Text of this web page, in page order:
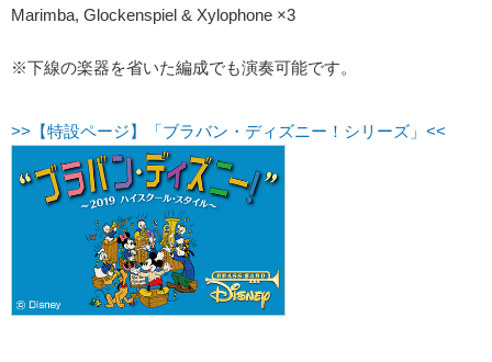
Marimba, Glockenspiel & Xylophone ×3
※下線の楽器を省いた編成でも演奏可能です。
>>【特設ページ】「ブラバン・ディズニー！シリーズ」<<